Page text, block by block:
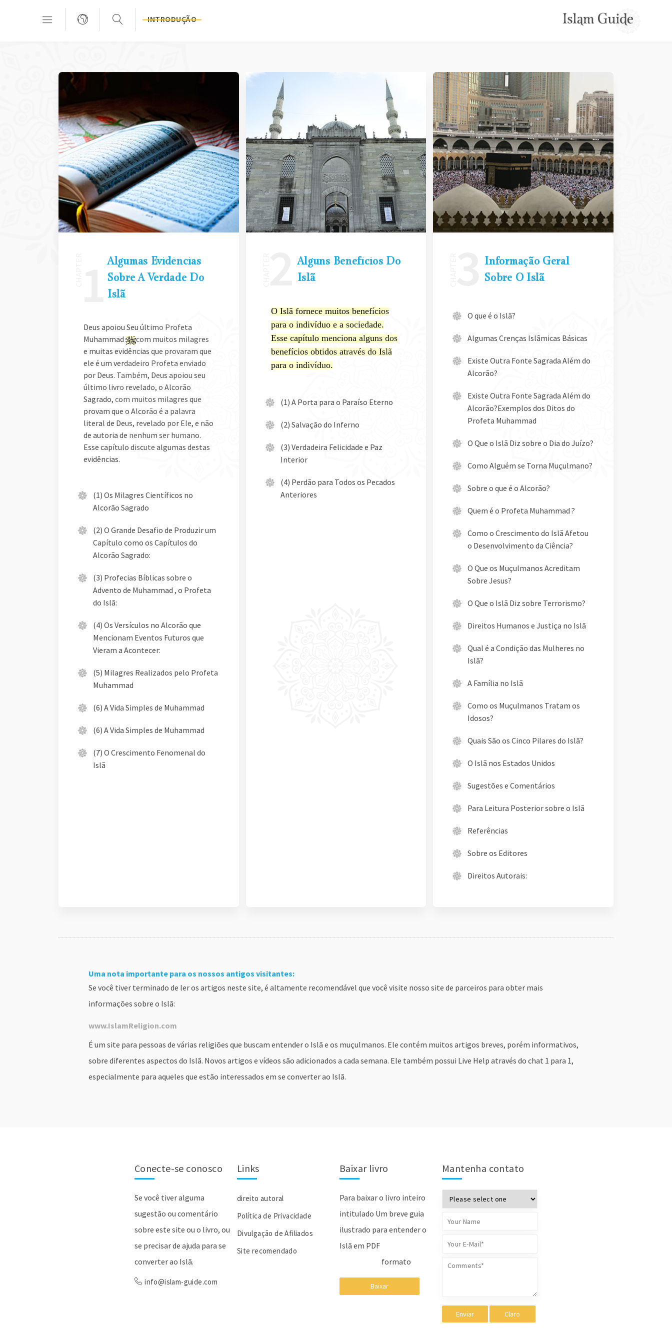
INTRODUÇÃO
Algumas Evidências
Sobre A Verdade Do
Islã
Deus apoiou Seu último Profeta
Muhammad
com muitos milagres
e muitas evidências que provaram que
ele é um verdadeiro Profeta enviado
por Deus. Também, Deus apoiou seu
último livro revelado, o Alcorão
Sagrado, com muitos milagres que
provam que o Alcorão é a palavra
literal de Deus, revelado por Ele, e não
de autoria de nenhum ser humano.
Esse capítulo discute algumas destas
evidências.
(1) Os Milagres Científicos no
Alcorão Sagrado
(2) O Grande Desafio de Produzir um
Capítulo como os Capítulos do
Alcorão Sagrado:
(3) Profecias Bíblicas sobre o
Advento de Muhammad , o Profeta
do Islã:
(4) Os Versículos no Alcorão que
Mencionam Eventos Futuros que
Vieram a Acontecer:
(5) Milagres Realizados pelo Profeta
Muhammad
(6) A Vida Simples de Muhammad
(6) A Vida Simples de Muhammad
(7) O Crescimento Fenomenal do
Islã
Alguns Benefícios Do
Islã
O Islã fornece muitos benefícios
para o indivíduo e a sociedade.
Esse capítulo menciona alguns dos
benefícios obtidos através do Islã
para o indivíduo.
(1) A Porta para o Paraíso Eterno
(2) Salvação do Inferno
(3) Verdadeira Felicidade e Paz
Interior
(4) Perdão para Todos os Pecados
Anteriores
Informação Geral
Sobre O Islã
O que é o Islã?
Algumas Crenças Islâmicas Básicas
Existe Outra Fonte Sagrada Além do
Alcorão?
Existe Outra Fonte Sagrada Além do
Alcorão?Exemplos dos Ditos do
Profeta Muhammad
O Que o Islã Diz sobre o Dia do Juízo?
Como Alguém se Torna Muçulmano?
Sobre o que é o Alcorão?
Quem é o Profeta Muhammad ?
Como o Crescimento do Islã Afetou
o Desenvolvimento da Ciência?
O Que os Muçulmanos Acreditam
Sobre Jesus?
O Que o Islã Diz sobre Terrorismo?
Direitos Humanos e Justiça no Islã
Qual é a Condição das Mulheres no
Islã?
A Família no Islã
Como os Muçulmanos Tratam os
Idosos?
Quais São os Cinco Pilares do Islã?
O Islã nos Estados Unidos
Sugestões e Comentários
Para Leitura Posterior sobre o Islã
Referências
Sobre os Editores
Direitos Autorais:
Uma nota importante para os nossos antigos visitantes:
Se você tiver terminado de ler os artigos neste site, é altamente recomendável que você visite nosso site de parceiros para obter mais
informações sobre o Islã:
www.IslamReligion.com
É um site para pessoas de várias religiões que buscam entender o Islã e os muçulmanos. Ele contém muitos artigos breves, porém informativos,
sobre diferentes aspectos do Islã. Novos artigos e vídeos são adicionados a cada semana. Ele também possui Live Help através do chat 1 para 1,
especialmente para aqueles que estão interessados em se converter ao Islã.
Conecte-se conosco
Se você tiver alguma
sugestão ou comentário
sobre este site ou o livro, ou
se precisar de ajuda para se
converter ao Islã.
info@islam-guide.com
Links
direito autoral
Política de Privacidade
Divulgação de Afiliados
Site recomendado
Baixar livro
Para baixar o livro inteiro
intitulado Um breve guia
ilustrado para entender o
Islã em PDF
formato
Baixar
Mantenha contato
Enviar Claro